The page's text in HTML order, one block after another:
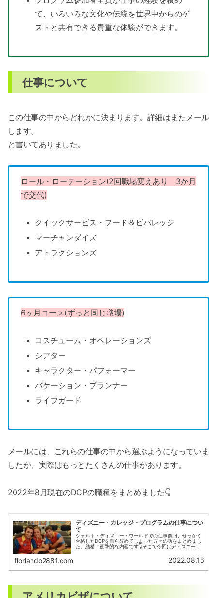
て、いろいろな文化や伝統を世界中からのゲ
ストと共有できる貴重な体験ができます。
仕事について
この仕事の中からどれかに決まります。詳細はまたメール
します。
と書いてありました。
ロール・ローテーション(2回職場変えあり 3か月
で交代)
クイックサービス・フード＆ビバレッジ
マーチャンダイズ
アトラクションズ
6ヶ月コース(ずっと同じ職場)
コスチューム・オペレーションズ
シアター
キャラクター・パフォーマー
バケーション・プランナー
ライフガード
メールには、これらの仕事の中から選ぶようになっていま
したが、実際はもっとたくさんの仕事があります。
2022年8月現在のDCPの職種をまとめました👇
ディズニー・カレッジ・プログラムの仕事につい
て
ウォルト・ディズニー・ワールドでの仕事前回、せっかく
合格したDCPを自ら辞めてしまった方々の話をまとめまし
た。結構、衝撃的な内容です👇そこで今回はディズニー・
florlando2881.com 2022.08.16